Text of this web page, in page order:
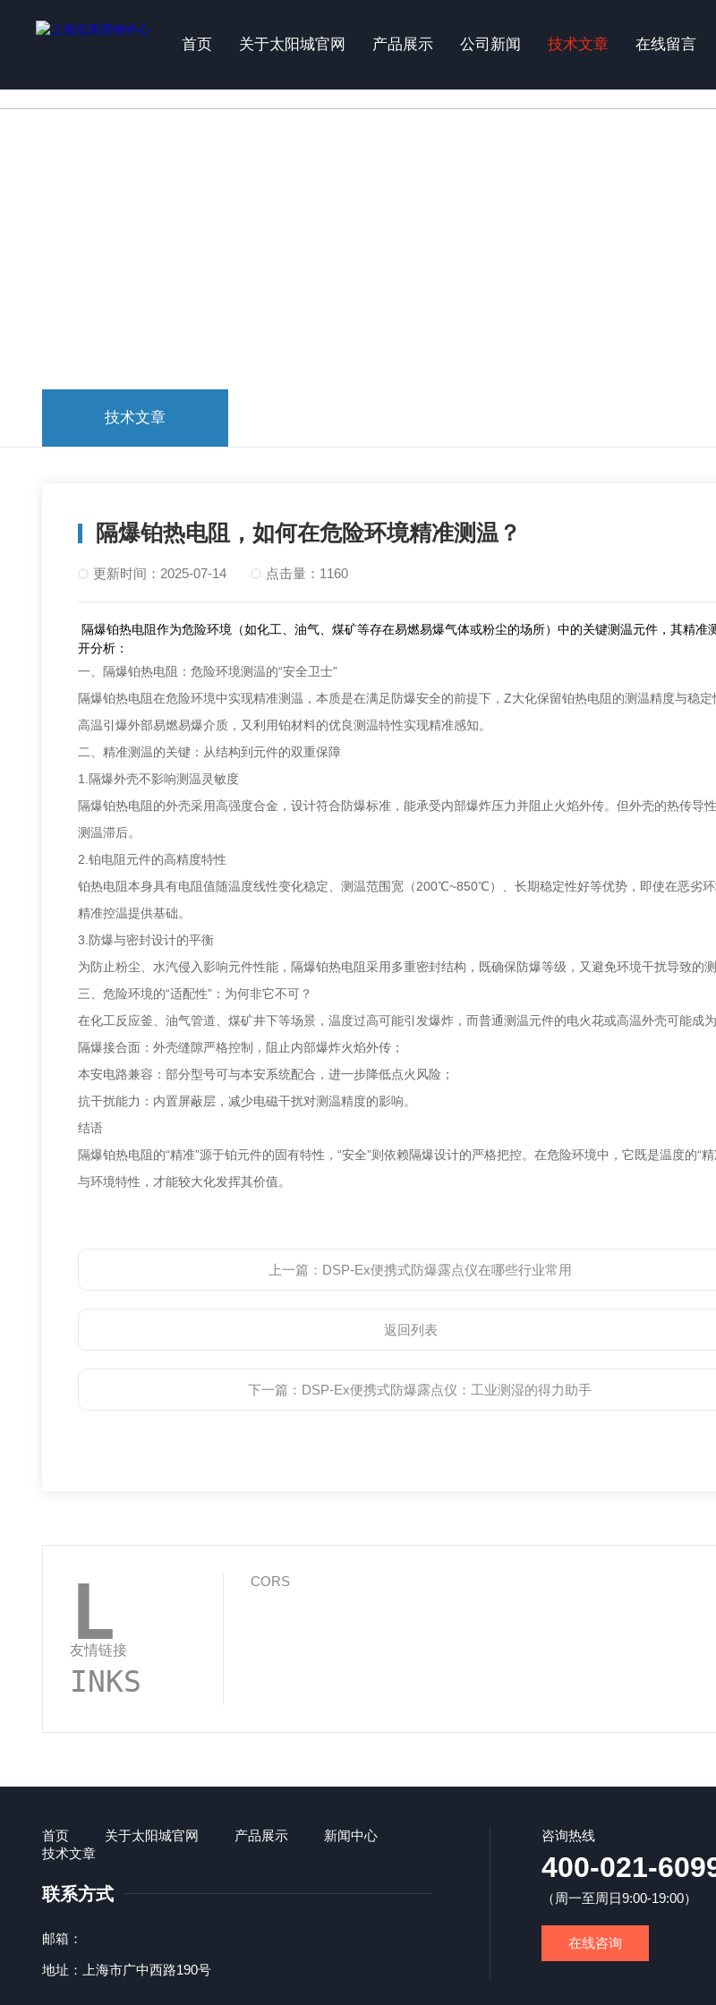
首页 关于太阳城官网 产品展示 公司新闻 技术文章 在线留言
技术文章
隔爆铂热电阻，如何在危险环境精准测温？
更新时间：2025-07-14 点击量：1160
隔爆铂热电阻作为危险环境（如化工、油气、煤矿等存在易燃易爆气体或粉尘的场所）中的关键测温元件，其精
开分析：
一、隔爆铂热电阻：危险环境测温的“安全卫士”
隔爆铂热电阻在危险环境中实现精准测温，本质是在满足防爆安全的前提下，Z大化保留铂热电阻的测温精度与稳
高温引爆外部易燃易爆介质，又利用铂材料的优良测温特性实现精准感知。
二、精准测温的关键：从结构到元件的双重保障
1.隔爆外壳不影响测温灵敏度
隔爆铂热电阻的外壳采用高强度合金，设计符合防爆标准，能承受内部爆炸压力并阻止火焰外传。但外壳的热传
测温滞后。
2.铂电阻元件的高精度特性
铂热电阻本身具有电阻值随温度线性变化稳定、测温范围宽（200℃~850℃）、长期稳定性好等优势，即使在恶
精准控温提供基础。
3.防爆与密封设计的平衡
为防止粉尘、水汽侵入影响元件性能，隔爆铂热电阻采用多重密封结构，既确保防爆等级，又避免环境干扰导致的
三、危险环境的“适配性”：为何非它不可？
在化工反应釜、油气管道、煤矿井下等场景，温度过高可能引发爆炸，而普通测温元件的电火花或高温外壳可能成
隔爆接合面：外壳缝隙严格控制，阻止内部爆炸火焰外传；
本安电路兼容：部分型号可与本安系统配合，进一步降低点火风险；
抗干扰能力：内置屏蔽层，减少电磁干扰对测温精度的影响。
结语
隔爆铂热电阻的“精准”源于铂元件的固有特性，“安全”则依赖隔爆设计的严格把控。在危险环境中，它既是温度的“
与环境特性，才能较大化发挥其价值。
上一篇： DSP-Ex便携式防爆露点仪在哪些行业常用
返回列表
下一篇： DSP-Ex便携式防爆露点仪：工业测湿的得力助手
L
友情链接
INKS
CORS
首页 关于太阳城官网 产品展示
新闻中心
技术文章
联系方式
邮箱：
地址：上海市广中西路190号
咨询热线
400-021-
（周一至周日9:00-19:00）
在线咨询